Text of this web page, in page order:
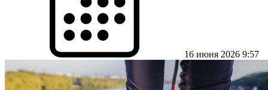
16 июня 2026 9:57